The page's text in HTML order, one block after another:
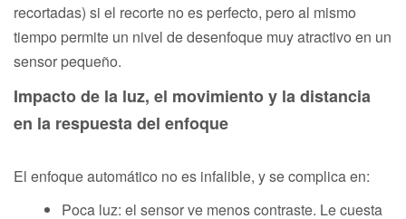
recortadas) si el recorte no es perfecto, pero al mismo
tiempo permite un nivel de desenfoque muy atractivo en un
sensor pequeño.
Impacto de la luz, el movimiento y la distancia
en la respuesta del enfoque
El enfoque automático no es infalible, y se complica en:
Poca luz: el sensor ve menos contraste. Le cuesta